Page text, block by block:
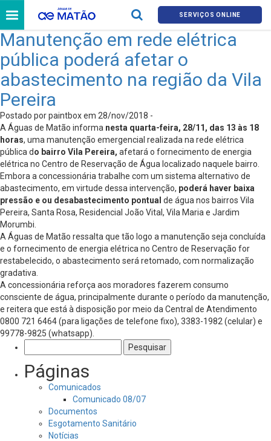
SERVIÇOS ONLINE
Manutenção em rede elétrica
pública poderá afetar o
abastecimento na região da Vila
Pereira
Postado por paintbox em 28/nov/2018 -
A Águas de Matão informa nesta quarta-feira, 28/11, das 13 às 18
horas, uma manutenção emergencial realizada na rede elétrica
pública do bairro Vila Pereira, afetará o fornecimento de energia
elétrica no Centro de Reservação de Água localizado naquele bairro.
Embora a concessionária trabalhe com um sistema alternativo de
abastecimento, em virtude dessa intervenção, poderá haver baixa
pressão e ou desabastecimento pontual de água nos bairros Vila
Pereira, Santa Rosa, Residencial João Vital, Vila Maria e Jardim
Morumbi.
A Águas de Matão ressalta que tão logo a manutenção seja concluída
e o fornecimento de energia elétrica no Centro de Reservação for
restabelecido, o abastecimento será retomado, com normalização
gradativa.
A concessionária reforça aos moradores fazerem consumo
consciente de água, principalmente durante o período da manutenção,
e reitera que está à disposição por meio da Central de Atendimento
0800 721 6464 (para ligações de telefone fixo), 3383-1982 (celular) e
99778-9825 (whatsapp).
por:
Páginas
Comunicados
Comunicado 08/07
Documentos
Esgotamento Sanitário
Notícias